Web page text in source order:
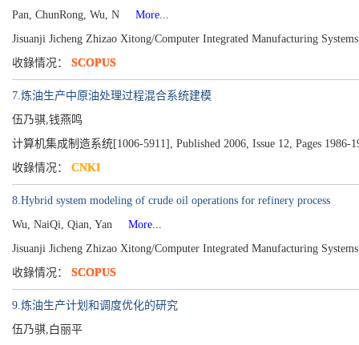
Pan, ChunRong, Wu, N
More...
Jisuanji Jicheng Zhizao Xitong/Computer Integrated Manufacturing
收錄情况： SCOPUS
7.炼油生产中原油处理过程混合系统建模
伍乃骐,钱燕鸣
计算机集成制造系统[1006-5911], Published 2006, Issue 12, Pages 1986-
收錄情况： CNKI
8.Hybrid system modeling of crude oil operations for refinery process
Wu, NaiQi, Qian, Yan
More...
Jisuanji Jicheng Zhizao Xitong/Computer Integrated Manufacturing
收錄情况： SCOPUS
9.炼油生产计划和调度优化的研究
伍乃骐,白丽平